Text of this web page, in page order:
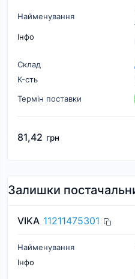
Найменування
Інфо
Склад
К-cть
Термін поставки
81,42 грн
Залишки
VIKA 11211475301
Найменування
Інфо